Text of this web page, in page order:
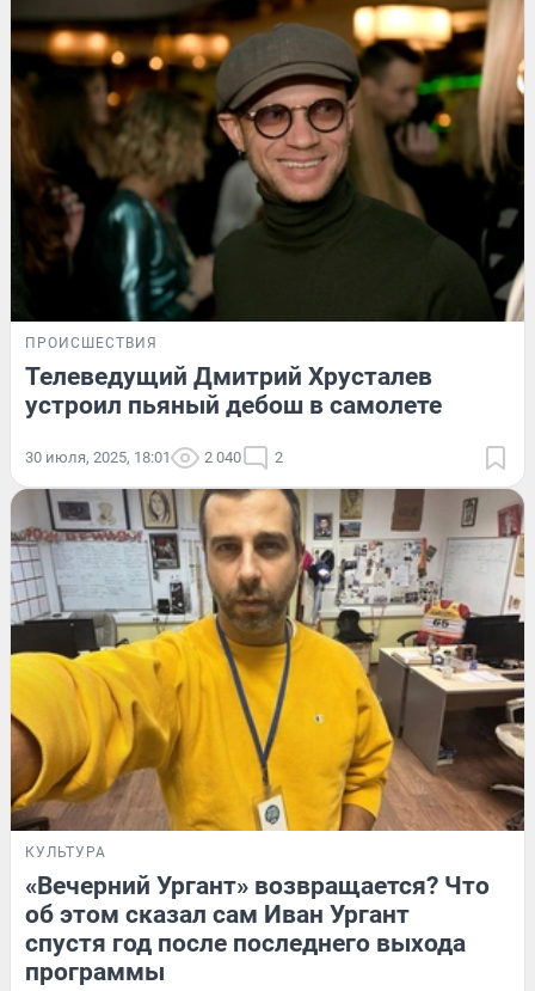
ПРОИСШЕСТВИЯ
Телеведущий Дмитрий Хрусталев
устроил пьяный дебош в самолете
30 июля, 2025, 18:01 2 040 2
КУЛЬТУРА
«Вечерний Ургант» возвращается? Что
об этом сказал сам Иван Ургант
спустя год после последнего выхода
программы